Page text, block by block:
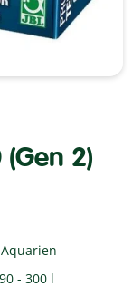
(Gen 2)
- 300 l